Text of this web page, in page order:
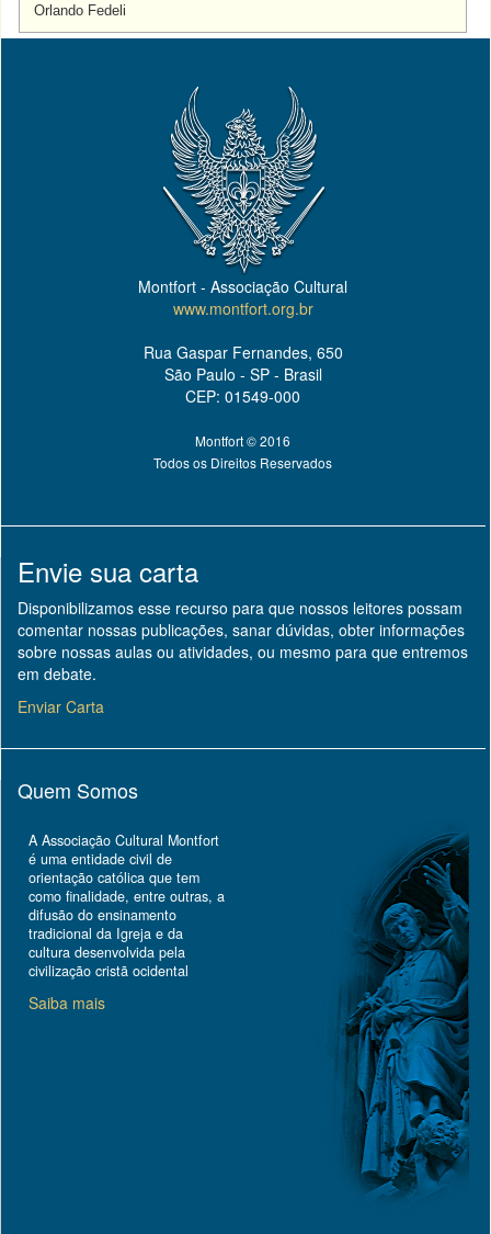
Orlando Fedeli
Montfort - Associação Cultural
www.montfort.org.br
Rua Gaspar Fernandes, 650
São Paulo - SP - Brasil
CEP: 01549-000
Montfort © 2016
Todos os Direitos Reservados
Envie sua carta
Disponibilizamos esse recurso para que nossos leitores possam
comentar nossas publicações, sanar dúvidas, obter informações
sobre nossas aulas ou atividades, ou mesmo para que entremos
em debate.
Enviar Carta
Quem Somos
A Associação Cultural Montfort
é uma entidade civil de
orientação católica que tem
como finalidade, entre outras, a
difusão do ensinamento
tradicional da Igreja e da
cultura desenvolvida pela
civilização cristã ocidental
Saiba mais